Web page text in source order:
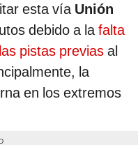
esta vía Unión
debido a lafalta
pistas previas al
la
en los extremos